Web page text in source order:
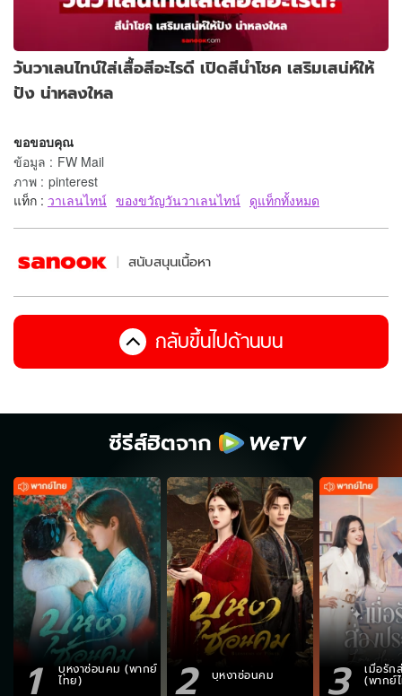
วันวาเลนไทน์ใส่เสื้อสีอะไรดี เปิดสีนำโชค เสริมเสน่ห์ให้
ปัง น่าหลงใหล
ขอขอบคุณ
ข้อมูล : FW Mail
ภาพ : pinterest
แท็ก : วาเลนไทน์ ของขวัญวันวาเลนไทน์ ดูแท็กทั้งหมด
สนับสนุนเนื้อหา
กลับขึ้นไปด้านบน
ซีรีส์ฮิตจาก
1 บุหงาซ่อนคม (พากย์
ไทย) 2 บุหงาซ่อนคม 3 เมื่อรัก
(พากย์